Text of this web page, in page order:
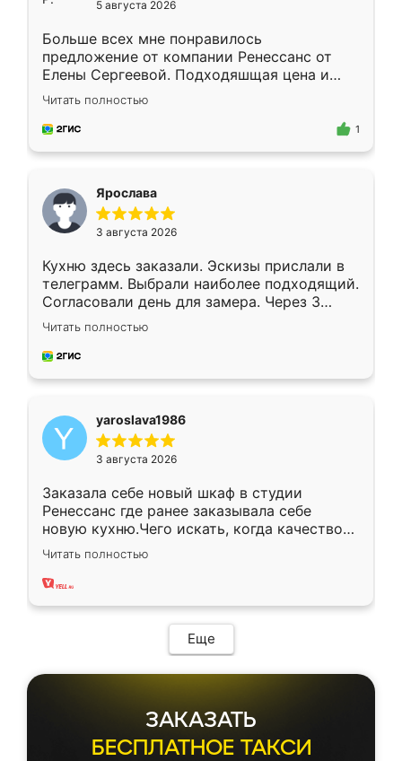
5 августа 2026
Больше всех мне понравилось
предложение от компании Ренессанс от
Елены Сергеевой. Подходяшщая цена и
короткие сроки изготовления. Приехавший
для замера сотрудник Владислав
предложил по моему эскизу самый
Читать полностью
1
Ярослава
3 августа 2026
Кухню здесь заказали. Эскизы прислали в
телеграмм. Выбрали наиболее подходящий.
Согласовали день для замера. Через 3
недели кухня была уже готова. Остались
довольны работой. Спасибо Ренессанс
мебель за качественную работу!
Читать полностью
yaroslava1986
3 августа 2026
Заказала себе новый шкаф в студии
Ренессанс где ранее заказывала себе
новую кухню.Чего искать, когда качеством
вполне довольна. Служит кухня уже почти
два года, нареканий нет.
Читать полностью
Еще
ЗАКАЗАТЬ
БЕСПЛАТНОЕ ТАКСИ